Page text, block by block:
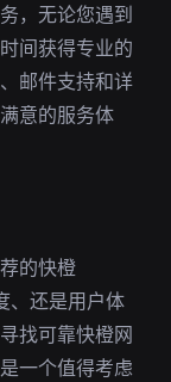
，无论您遇到
间获得专业的
邮件支持和详
意的服务体
的快橙
、还是用户体
找可靠快橙网
一个值得考虑